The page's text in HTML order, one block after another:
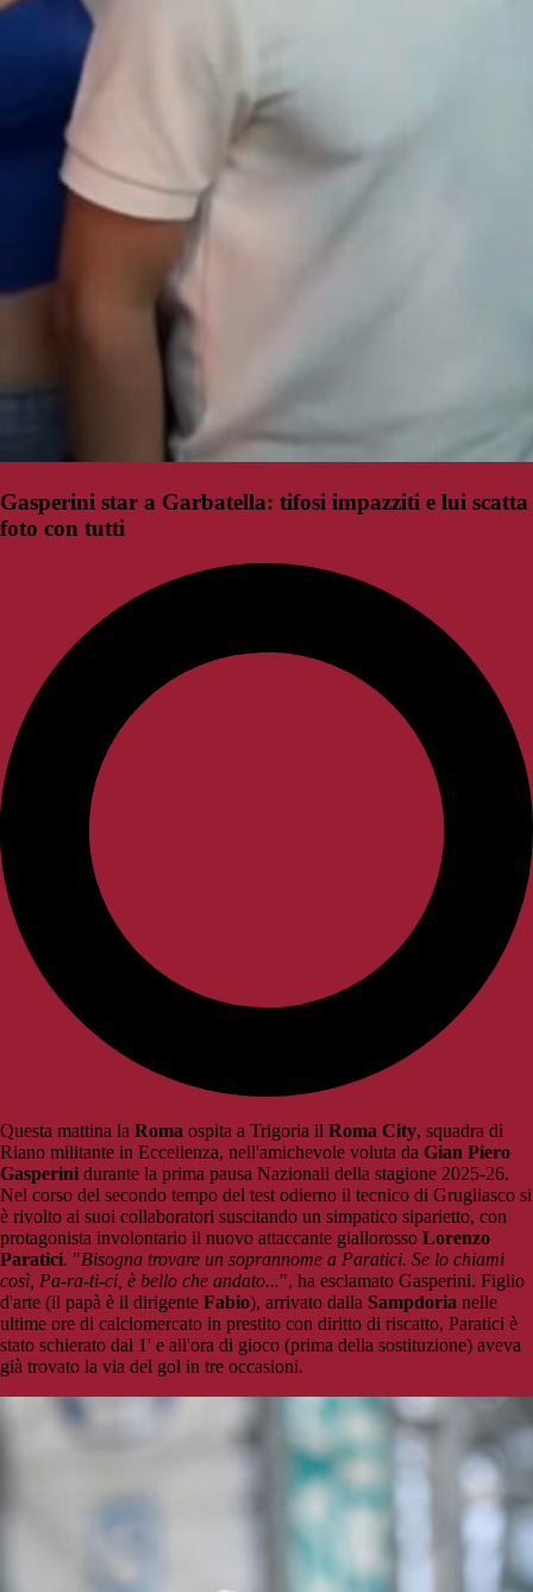
Gasperini star a Garbatella: tifosi impazziti e lui scatta
foto con tutti
Questa mattina la Roma ospita a Trigoria il Roma City, squadra di
Riano militante in Eccellenza, nell'amichevole voluta da Gian Piero
Gasperini durante la prima pausa Nazionali della stagione 2025-26.
Nel corso del secondo tempo del test odierno il tecnico di Grugliasco si
è rivolto ai suoi collaboratori suscitando un simpatico siparietto, con
protagonista involontario il nuovo attaccante giallorosso Lorenzo
Paratici. "Bisogna trovare un soprannome a Paratici. Se lo chiami
così, Pa-ra-ti-ci, è bello che andato...", ha esclamato Gasperini. Figlio
d'arte (il papà è il dirigente Fabio), arrivato dalla Sampdoria nelle
ultime ore di calciomercato in prestito con diritto di riscatto, Paratici è
stato schierato dal 1' e all'ora di gioco (prima della sostituzione) aveva
già trovato la via del gol in tre occasioni.